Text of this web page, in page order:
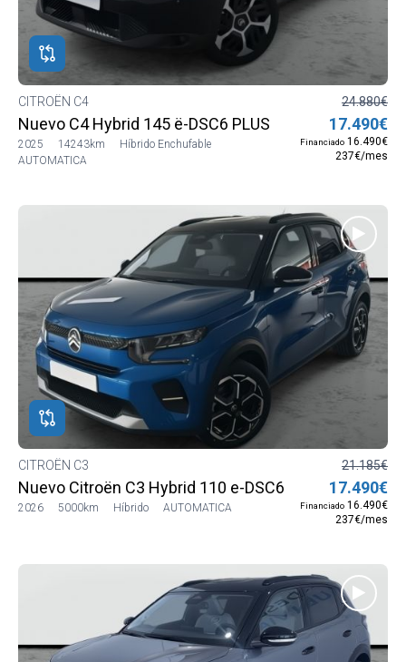
CITROËN C4
Nuevo C4 Hybrid 145 ë-DSC6 PLUS
2025 14243km
Híbrido Enchufable
AUTOMATICA
24.880€
17.490€
Financiado 16.490€
237€/mes
CITROËN C3
Nuevo Citroën C3 Hybrid 110 e-DSC6 MAX
2026 5000km Híbrido AUTOMATICA
21.185€
17.490€
Financiado 16.490€
237€/mes